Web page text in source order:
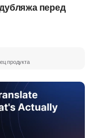
перед
продукта